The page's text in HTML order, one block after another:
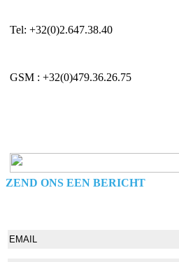
Tel: +32(0)2.647.38.40
GSM : +32(0)479.36.26.75
ZEND ONS EEN BERICHT